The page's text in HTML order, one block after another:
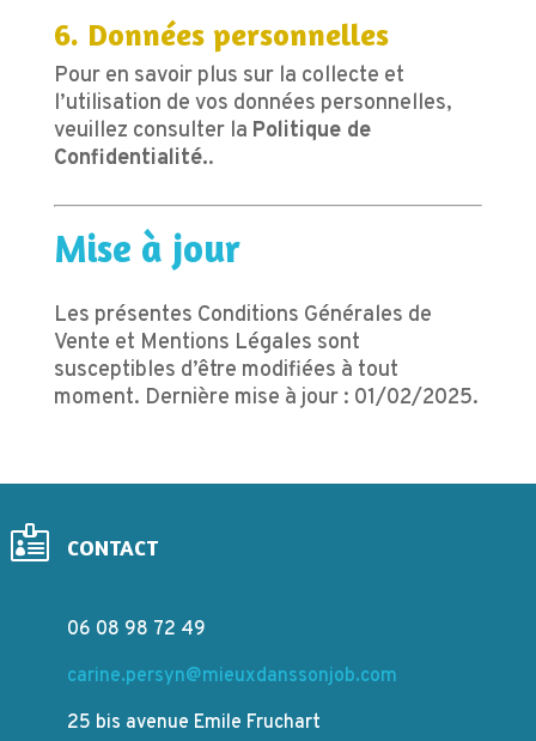
6. Données personnelles
Pour en savoir plus sur la collecte et
l’utilisation de vos données personnelles,
veuillez consulter la Politique de
Confidentialité..
Mise à jour
Les présentes Conditions Générales de
Vente et Mentions Légales sont
susceptibles d’être modifiées à tout
moment. Dernière mise à jour : 01/02/2025.
 CONTACT
06 08 98 72 49
carine.persyn@mieuxdanssonjob.com
25 bis avenue Emile Fruchart